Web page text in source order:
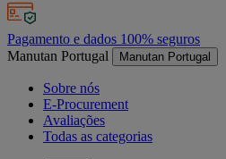
Pagamento e dados 100% seguros
Manutan Portugal
Manutan Portugal
Sobre nós
E-Procurement
Avaliações
Todas as categorias